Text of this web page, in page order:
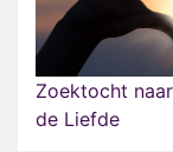
Zoektocht
de Liefde